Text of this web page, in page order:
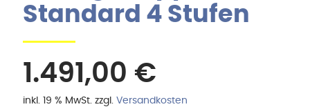
Standard 4 Stufen
1.491,00 €
inkl. 19 % MwSt. zzgl. Versandkosten